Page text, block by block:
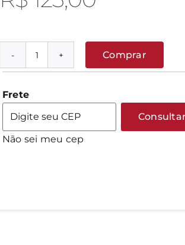
quantidade
Comprar
Frete
Consultar
Não sei meu cep